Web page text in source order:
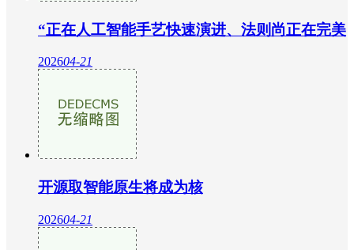
“正在人工智能手艺快速演进、法则尚正在完美
202604-21
开源取智能原生将成为核
202604-21